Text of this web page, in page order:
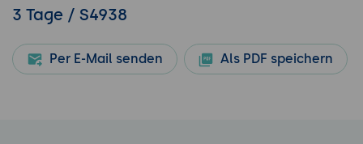
3 Tage / S4938
Per E-Mail senden Als PDF speichern